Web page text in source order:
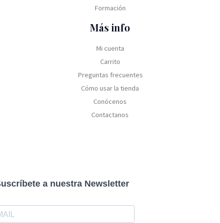
Formación
Más info
Mi cuenta
Carrito
Preguntas frecuentes
Cómo usar la tienda
Conócenos
Contactanos
a nuestra Newsletter